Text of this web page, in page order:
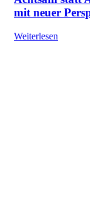
mit neuer
Weiterlesen